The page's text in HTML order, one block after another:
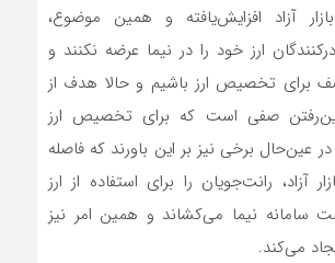
آزاد افزایش‌یافته و همین موضوع،
ارز خود را در نیما عرضه نکنند و
برای تخصیص ارز باشیم و حالا هدف از
صفی است که برای تخصیص ارز
برخی نیز بر این باورند که فاصله
آزاد، رانت‌جویان را برای استفاده از ارز
سامانه نیما می‌کشاند و همین امر نیز
می‌کند.